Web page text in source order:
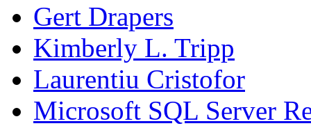
Gert Drapers
Kimberly L. Tripp
Laurentiu Cristofor
Microsoft SQL Server